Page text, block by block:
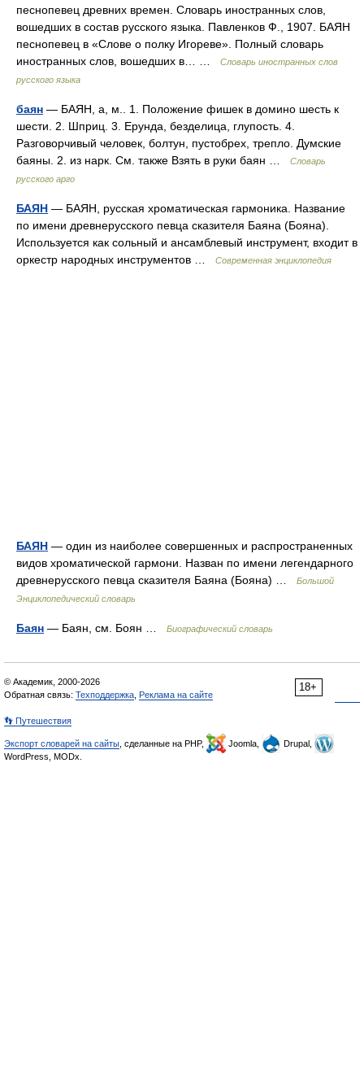
песнопевец древних времен. Словарь иностранных слов,
вошедших в состав русского языка. Павленков Ф., 1907. БАЯН
песнопевец в «Слове о полку Игореве». Полный словарь
иностранных слов, вошедших в… …
Словарь иностранных слов
русского языка
баян — БАЯН, а, м.. 1. Положение фишек в домино шесть к
шести. 2. Шприц. 3. Ерунда, безделица, глупость. 4.
Разговорчивый человек, болтун, пустобрех, трепло. Думские
баяны. 2. из нарк. См. также Взять в руки баян …
Словарь
русского арго
БАЯН — БАЯН, русская хроматическая гармоника. Название
по имени древнерусского певца сказителя Баяна (Бояна).
Используется как сольный и ансамблевый инструмент, входит в
оркестр народных инструментов …
Современная энциклопедия
БАЯН — один из наиболее совершенных и распространенных
видов хроматической гармони. Назван по имени легендарного
древнерусского певца сказителя Баяна (Бояна) …
Большой
Энциклопедический словарь
Баян — Баян, см. Боян … Биографический словарь
18+
© Академик, 2000-2026
Обратная связь: Техподдержка Реклама на сайте
👣 Путешествия
Экспорт словарей на сайты , сделанные на PHP, Joomla,
Drupal,
WordPress, MODx.